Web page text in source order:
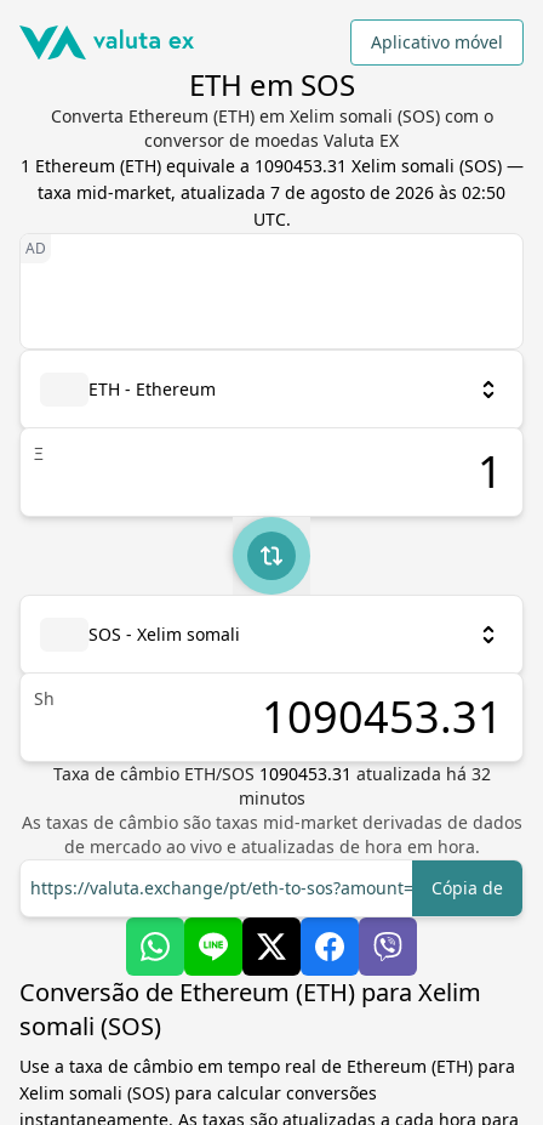
Aplicativo móvel
ETH em SOS
Converta Ethereum (ETH) em Xelim somali (SOS) com o
conversor de moedas Valuta EX
1 Ethereum (ETH) equivale a 1090453.31 Xelim somali (SOS) —
taxa mid-market, atualizada 7 de agosto de 2026 às 02:50
UTC.
ETH - Ethereum
Ξ
SOS - Xelim somali
Sh
Taxa de câmbio ETH/SOS 1090453.31 atualizada há 32
minutos
As taxas de câmbio são taxas mid-market derivadas de dados
de mercado ao vivo e atualizadas de hora em hora.
https://valuta.exchange/pt/eth-to-sos?amount=1
Cópia de
Conversão de Ethereum (ETH) para Xelim
somali (SOS)
Use a taxa de câmbio em tempo real de Ethereum (ETH) para
Xelim somali (SOS) para calcular conversões
instantaneamente. As taxas são atualizadas a cada hora para